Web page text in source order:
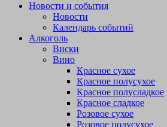
Новости и события
Новости
Календарь событий
Алкоголь
Виски
Вино
Красное сухое
Красное полусухое
Красное полусладкое
Красное сладкое
Розовое сухое
Розовое полусухое